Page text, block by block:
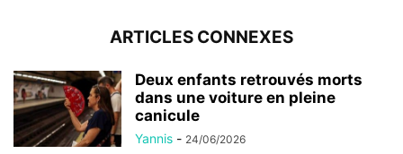
ARTICLES CONNEXES
Deux enfants retrouvés morts
dans une voiture en pleine
canicule
Yannis - 24/06/2026